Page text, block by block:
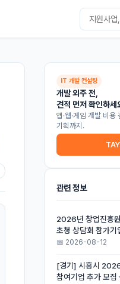
IT 개발 컨설팅
개발 외주 전,
견적 먼저 확인하세
앱·웹·게임 개발 비
기획까지.
관련 정보
2026년 창업진흥
초청 상담회 참가기
📅 2026-08-12
[경기] 시흥시
참여기업 추가 모집